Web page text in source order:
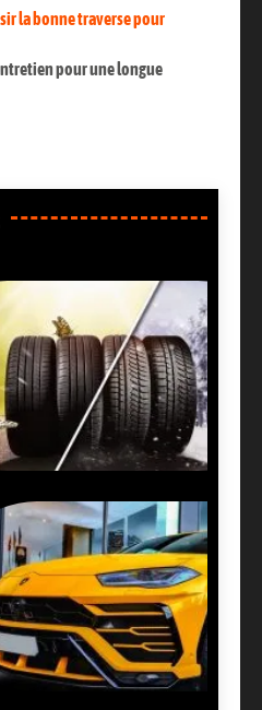
la bonne traverse pour
pour une longue